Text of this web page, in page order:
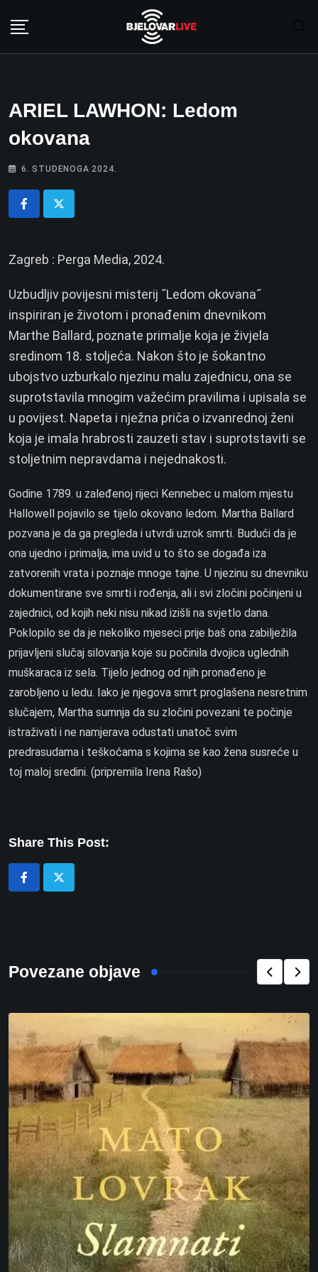
ARIEL LAWHON: Ledom
okovana
6. STUDENOGA 2024.
Zagreb : Perga Media, 2024.
Uzbudljiv povijesni misterij ˝Ledom okovana˝
inspiriran je životom i pronađenim dnevnikom
Marthe Ballard, poznate primalje koja je živjela
sredinom 18. stoljeća. Nakon što je šokantno
ubojstvo uzburkalo njezinu malu zajednicu, ona se
suprotstavila mnogim važećim pravilima i upisala se
u povijest. Napeta i nježna priča o izvanrednoj ženi
koja je imala hrabrosti zauzeti stav i suprotstaviti se
stoljetnim nepravdama i nejednakosti.
Godine 1789. u zaleđenoj rijeci Kennebec u malom mjestu
Hallowell pojavilo se tijelo okovano ledom. Martha Ballard
pozvana je da ga pregleda i utvrdi uzrok smrti. Budući da je
ona ujedno i primalja, ima uvid u to što se događa iza
zatvorenih vrata i poznaje mnoge tajne. U njezinu su dnevniku
dokumentirane sve smrti i rođenja, ali i svi zločini počinjeni u
zajednici, od kojih neki nisu nikad izišli na svjetlo dana.
Poklopilo se da je nekoliko mjeseci prije baš ona zabilježila
prijavljeni slučaj silovanja koje su počinila dvojica uglednih
muškaraca iz sela. Tijelo jednog od njih pronađeno je
zarobljeno u ledu. Iako je njegova smrt proglašena nesretnim
slučajem, Martha sumnja da su zločini povezani te počinje
istraživati i ne namjerava odustati unatoč svim
predrasudama i teškoćama s kojima se kao žena susreće u
toj maloj sredini. (pripremila Irena Rašo)
Share This Post:
Povezane objave